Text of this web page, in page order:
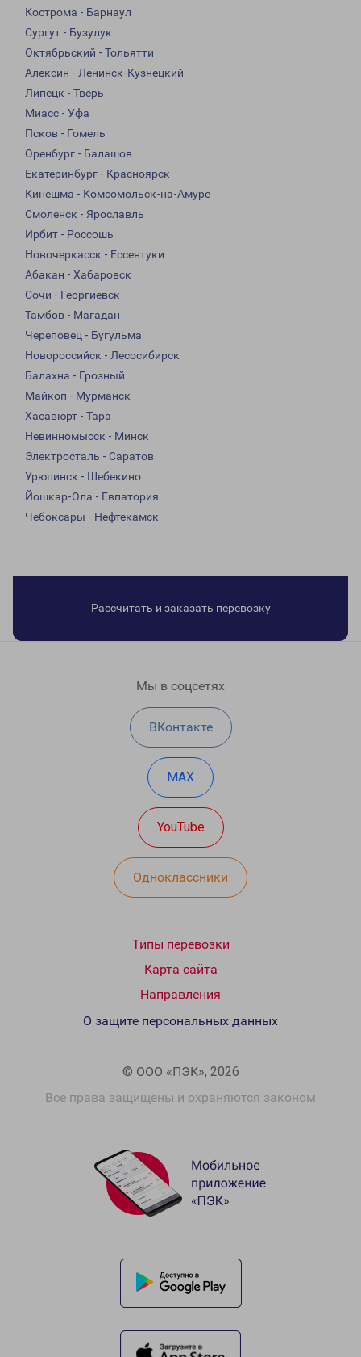
Кострома - Барнаул
Сургут - Бузулук
Октябрьский - Тольятти
Алексин - Ленинск-Кузнецкий
Липецк - Тверь
Миасс - Уфа
Псков - Гомель
Оренбург - Балашов
Екатеринбург - Красноярск
Кинешма - Комсомольск-на-Амуре
Смоленск - Ярославль
Ирбит - Россошь
Новочеркасск - Ессентуки
Абакан - Хабаровск
Сочи - Георгиевск
Тамбов - Магадан
Череповец - Бугульма
Новороссийск - Лесосибирск
Балахна - Грозный
Майкоп - Мурманск
Хасавюрт - Тара
Невинномысск - Минск
Электросталь - Саратов
Урюпинск - Шебекино
Йошкар-Ола - Евпатория
Чебоксары - Нефтекамск
Рассчитать и заказать перевозку
Мы в соцсетях
ВКонтакте
MAX
YouTube
Одноклассники
Типы перевозки
Карта сайта
Направления
© ООО «ПЭК», 2026
Все права защищены и охраняются законом
О защите персональных данных